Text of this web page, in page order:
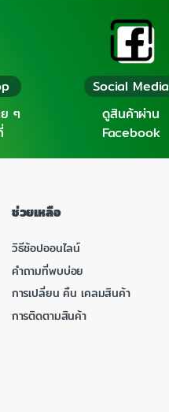
ๆ
Social Media
ดูสินค้าผ่าน
Facebook
ช่วยเหลือ
วิธีช้อปออนไลน์
คำถามที่พบบ่อย
การเปลี่ยน คืน เคลมสินค้า
การติดตามสินค้า